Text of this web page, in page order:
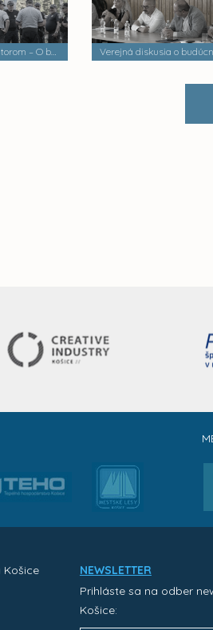
Diskusia s primátorom – O bezpečnosti a verejnom poriadku
Košice
NEWSLETTER
Prihláste sa na odber
Košice: